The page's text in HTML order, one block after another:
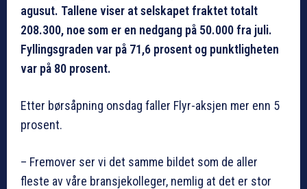
agusut. Tallene viser at selskapet fraktet totalt
208.300, noe som er en nedgang på 50.000 fra juli.
Fyllingsgraden var på 71,6 prosent og punktligheten
var på 80 prosent.
Etter børsåpning onsdag faller Flyr-aksjen mer enn 5
prosent.
– Fremover ser vi det samme bildet som de aller
fleste av våre bransjekolleger, nemlig at det er stor